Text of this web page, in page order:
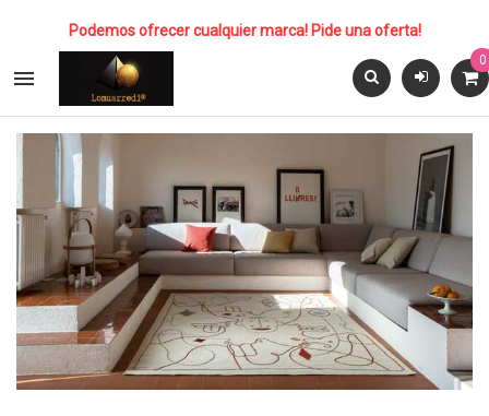
Podemos ofrecer cualquier marca! Pide una oferta!

0